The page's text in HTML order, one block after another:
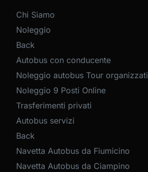
Chi Siamo
Noleggio
Back
Autobus con conducente
Noleggio autobus Tour organizzati
Noleggio 9 Posti Online
Trasferimenti privati
Autobus servizi
Back
Navetta Autobus da Fiumicino
Navetta Autobus da Ciampino